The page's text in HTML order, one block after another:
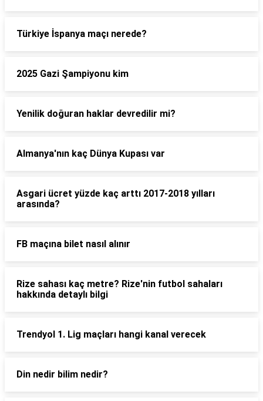
Türkiye İspanya maçı nerede?
2025 Gazi Şampiyonu kim
Yenilik doğuran haklar devredilir mi?
Almanya'nın kaç Dünya Kupası var
Asgari ücret yüzde kaç arttı 2017-2018 yılları
arasında?
FB maçına bilet nasıl alınır
Rize sahası kaç metre? Rize'nin futbol sahaları
hakkında detaylı bilgi
Trendyol 1. Lig maçları hangi kanal verecek
Din nedir bilim nedir?